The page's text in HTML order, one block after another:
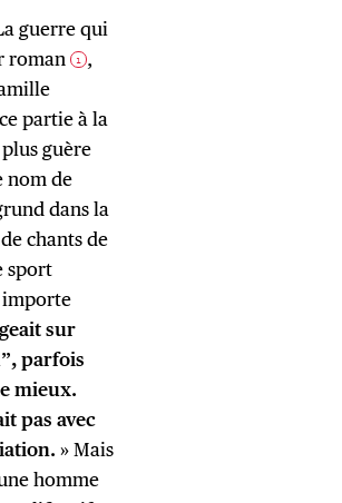
guerre qui
roman 1 ,
partie à la
guère
nom de
dans la
chants de
sport
importe
sur
parfois
mieux.
pas avec
» Mais
homme